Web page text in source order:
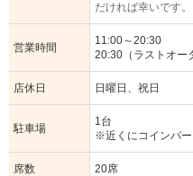
だければ幸いです。
営業時間
11:00～20:30
20:30（ラストオー
店休日 日曜日、祝日
駐車場
1台
※近くにコインパー
席数 20席